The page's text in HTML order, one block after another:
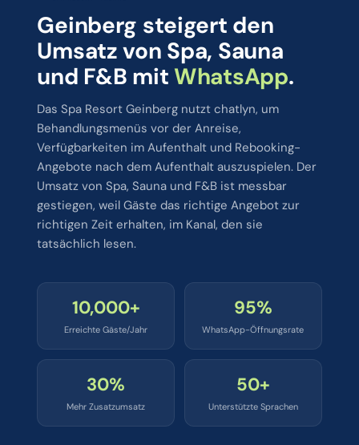
Geinberg steigert den
Umsatz von Spa, Sauna
und F&B mit WhatsApp.
Das Spa Resort Geinberg nutzt chatlyn, um
Behandlungsmenüs vor der Anreise,
Verfügbarkeiten im Aufenthalt und Rebooking-
Angebote nach dem Aufenthalt auszuspielen. Der
Umsatz von Spa, Sauna und F&B ist messbar
gestiegen, weil Gäste das richtige Angebot zur
richtigen Zeit erhalten, im Kanal, den sie
tatsächlich lesen.
10,000+
Erreichte Gäste/Jahr
95%
WhatsApp-Öffnungsrate
30%
Mehr Zusatzumsatz
50+
Unterstützte Sprachen